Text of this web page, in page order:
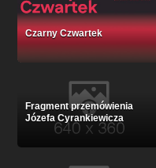
Czarny Czwartek
Fragment przemówienia
Józefa Cyrankiewicza